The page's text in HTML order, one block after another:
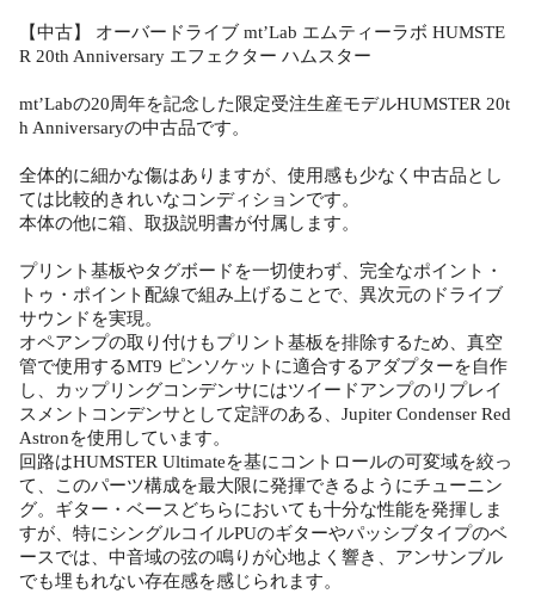
【中古】 オーバードライブ mt’Lab エムティーラボ HUMSTE
R 20th Anniversary エフェクター ハムスター
mt’Labの20周年を記念した限定受注生産モデルHUMSTER 20t
h Anniversaryの中古品です。
全体的に細かな傷はありますが、使用感も少なく中古品とし
ては比較的きれいなコンディションです。
本体の他に箱、取扱説明書が付属します。
プリント基板やタグボードを一切使わず、完全なポイント・
トゥ・ポイント配線で組み上げることで、異次元のドライブ
サウンドを実現。
オペアンプの取り付けもプリント基板を排除するため、真空
管で使用するMT9 ピンソケットに適合するアダプターを自作
し、カップリングコンデンサにはツイードアンプのリプレイ
スメントコンデンサとして定評のある、Jupiter Condenser Red
Astronを使用しています。
回路はHUMSTER Ultimateを基にコントロールの可変域を絞っ
て、このパーツ構成を最大限に発揮できるようにチューニン
グ。ギター・ベースどちらにおいても十分な性能を発揮しま
すが、特にシングルコイルPUのギターやパッシブタイプのベ
ースでは、中音域の弦の鳴りが心地よく響き、アンサンブル
でも埋もれない存在感を感じられます。